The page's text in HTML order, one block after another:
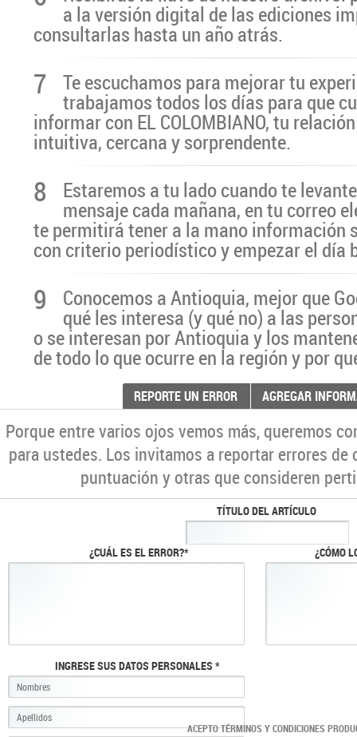
a la versión digital de las ediciones
consultarlas hasta un año atrás.
7 Te escuchamos para mejorar tu
trabajamos todos los días para que
informar con EL COLOMBIANO, tu
intuitiva, cercana y sorprendente.
8 Estaremos a tu lado cuando te
mensaje cada mañana, en tu correo
te permitirá tener a la mano información
con criterio periodístico y empezar el día
9 Conocemos a Antioquia, mejor que
qué les interesa (y qué no) a las
o se interesan por Antioquia y los
de todo lo que ocurre en la región y por
REPORTE UN ERROR AGREGAR
Porque entre varios ojos vemos más, queremos
para ustedes. Los invitamos a reportar errores
puntuación y otras que consideren
TÍTULO DEL ARTÍCULO
¿CUÁL ES EL ERROR?* ¿CÓMO
INGRESE SUS DATOS PERSONALES *
ACEPTO TÉRMINOS Y CONDICIONES